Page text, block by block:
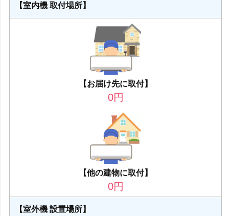
【室内機 取付場所】
【お届け先に取付】
0円
【他の建物に取付】
0円
【室外機 設置場所】